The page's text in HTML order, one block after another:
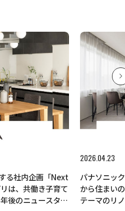
る社内企画「Next
は、共働き子育て
後のニュースタン
2026.04.23
パナソニッ
から住まい
テーマのリ